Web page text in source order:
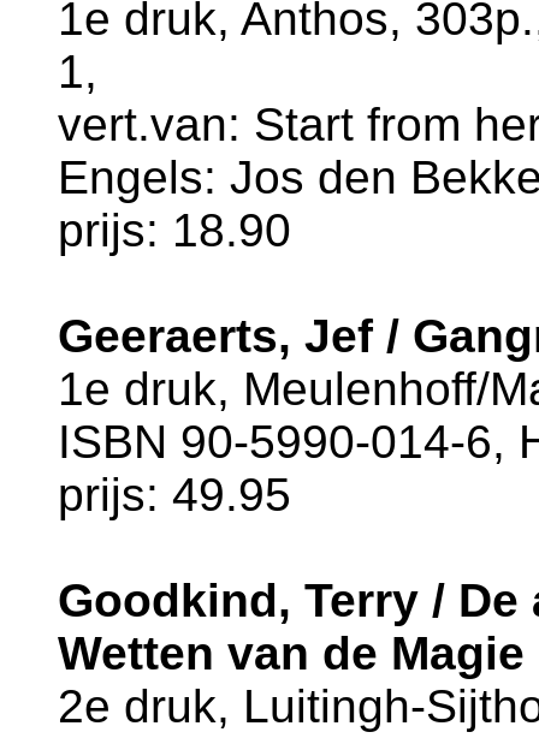
1e druk, Anthos,
1,
vert.van: Start from
Engels: Jos den
prijs: 18.90
Geeraerts, Jef /
1e druk, Meulenhoff/
ISBN 90-5990-014-6,
prijs: 49.95
Goodkind, Terry /
Wetten van de Magie
2e druk, Luitingh-